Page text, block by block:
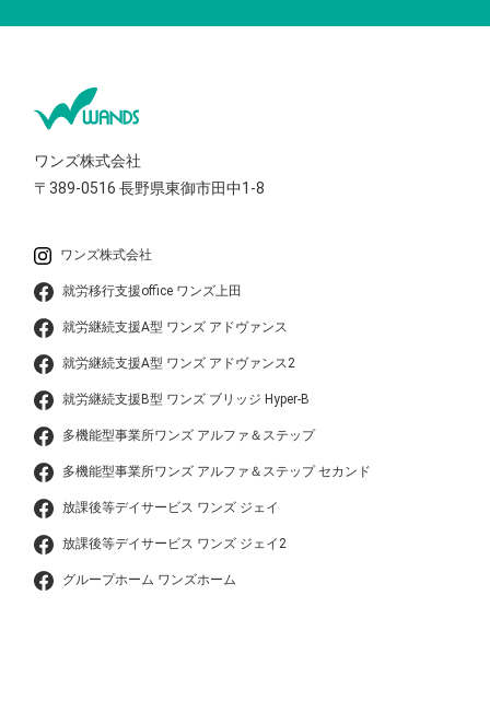
ワンズ株式会社
〒389-0516長野県東御市田中1-8
ワンズ株式会社
就労移行支援office ワンズ上田
就労継続支援A型 ワンズ アドヴァンス
就労継続支援A型 ワンズ アドヴァンス2
就労継続支援B型 ワンズ ブリッジ Hyper-B
多機能型事業所ワンズ アルファ＆ステップ
多機能型事業所ワンズ アルファ＆ステップ セカンド
放課後等デイサービス ワンズ ジェイ
放課後等デイサービス ワンズ ジェイ2
グループホーム ワンズホーム